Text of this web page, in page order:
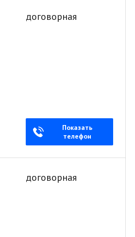
договорная
Показать
телефон
договорная